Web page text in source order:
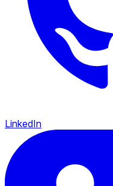
LinkedIn